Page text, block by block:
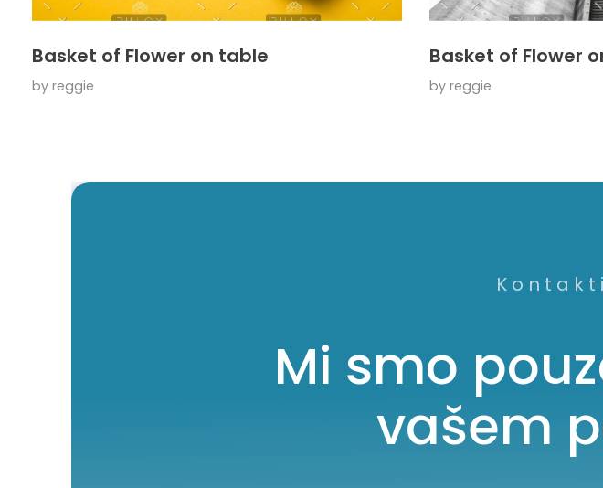
Basket of Flower on table
by reggie
Basket of Flower
by reggie
Mi smo
vašem